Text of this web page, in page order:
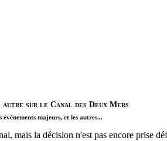
autre sur le Canal des Deux Mers
évènements majeurs, et les autres...
mais la décision n'est pas encore prise